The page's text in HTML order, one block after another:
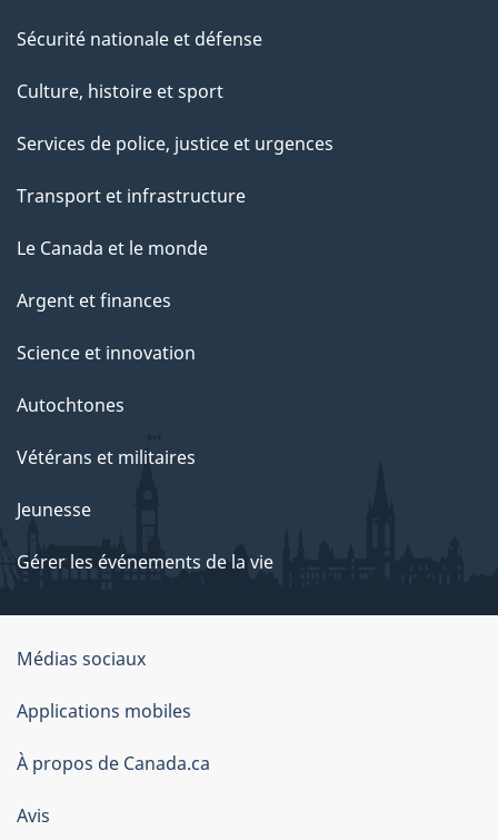
Sécurité nationale et défense
Culture, histoire et sport
Services de police, justice et urgences
Transport et infrastructure
Le Canada et le monde
Argent et finances
Science et innovation
Autochtones
Vétérans et militaires
Jeunesse
Gérer les événements de la vie
Organisation
du
gouvernement
du
Canada
Médias sociaux
Applications mobiles
À propos de Canada.ca
Avis